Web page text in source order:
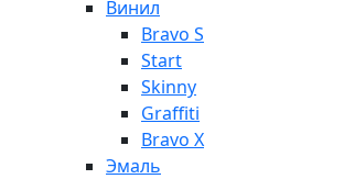
Винил
Bravo S
Start
Skinny
Graffiti
Bravo X
Эмаль